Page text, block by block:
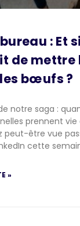
: Et
de mettre
bœufs ?
notre saga :
prennent vie
peut-être vue
cette
»